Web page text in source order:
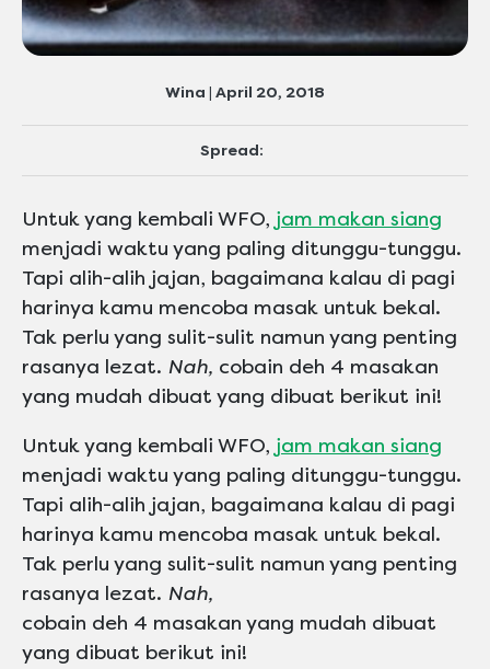
Wina | April 20, 2018
Spread:
Untuk yang kembali WFO, jam makan siang
menjadi waktu yang paling ditunggu-tunggu.
Tapi alih-alih jajan, bagaimana kalau di pagi
harinya kamu mencoba masak untuk bekal.
Tak perlu yang sulit-sulit namun yang penting
rasanya lezat. Nah, cobain deh 4 masakan
yang mudah dibuat yang dibuat berikut ini!
Untuk yang kembali WFO, jam makan siang
menjadi waktu yang paling ditunggu-tunggu.
Tapi alih-alih jajan, bagaimana kalau di pagi
harinya kamu mencoba masak untuk bekal.
Tak perlu yang sulit-sulit namun yang penting
rasanya lezat. Nah,
cobain deh 4 masakan yang mudah dibuat
yang dibuat berikut ini!